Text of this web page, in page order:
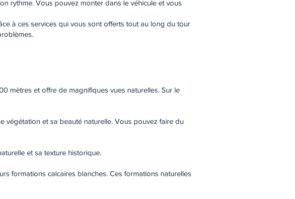
rythme. Vous pouvez monter dans le véhicule et vous
à ces services qui vous sont offerts tout au long du tour
mètres et offre de magnifiques vues naturelles. Sur le
végétation et sa beauté naturelle. Vous pouvez faire du
et sa texture historique.
formations calcaires blanches. Ces formations naturelles